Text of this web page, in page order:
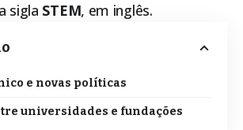
sigla STEM, em inglês.
e novas políticas
universidades e fundações